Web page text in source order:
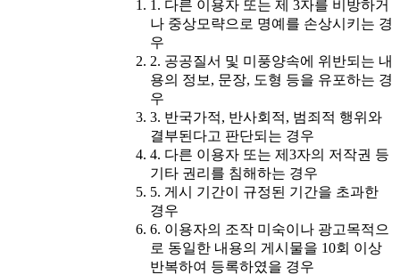
1. 다른 이용자 또는 제 3자를 비방하거
나 중상모략으로 명예를 손상시키는 경
우
2. 공공질서 및 미풍양속에 위반되는 내
용의 정보, 문장, 도형 등을 유포하는 경
우
3. 반국가적, 반사회적, 범죄적 행위와
결부된다고 판단되는 경우
4. 다른 이용자 또는 제3자의 저작권 등
기타 권리를 침해하는 경우
5. 게시 기간이 규정된 기간을 초과한
경우
6. 이용자의 조작 미숙이나 광고목적으
로 동일한 내용의 게시물을 10회 이상
반복하여 등록하였을 경우